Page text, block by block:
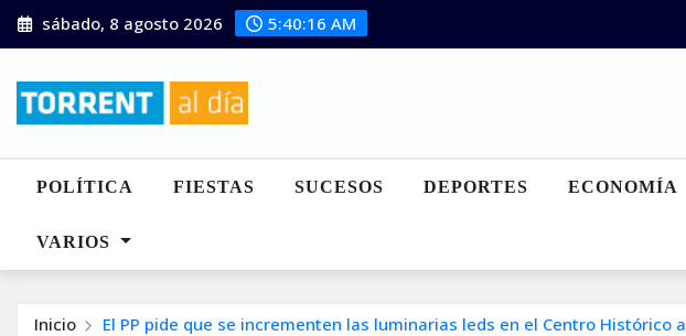
Saltar
al
sábado, 8 agosto 2026 5:40:17 AM
POLÍTICA FIESTAS SUCESOS DEPORTES ECONOMÍA
VARIOS
Inicio El PP pide que se incrementen las luminarias leds en el Centro Histórico